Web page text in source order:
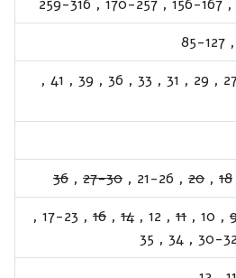
,
85-127
,
29
,
31
,
33
,
36
,
39
,
41
,
18
,
20
,
21-26
,
27-30
,
36
,
10
,
11
,
12
,
14
,
16
,
17-23
,
30-32
,
34
,
35